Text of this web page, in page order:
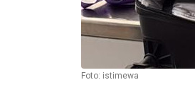
Foto: istimewa